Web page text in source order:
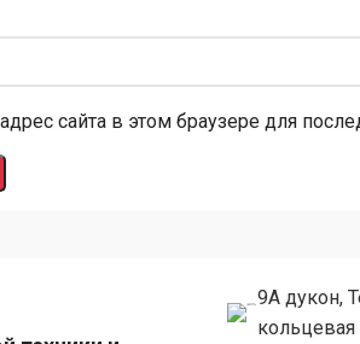
сайта в этом браузере для
9А дукон,
кольцевая